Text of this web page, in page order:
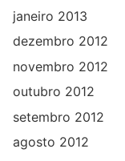
janeiro 2013
dezembro 2012
novembro 2012
outubro 2012
setembro 2012
agosto 2012